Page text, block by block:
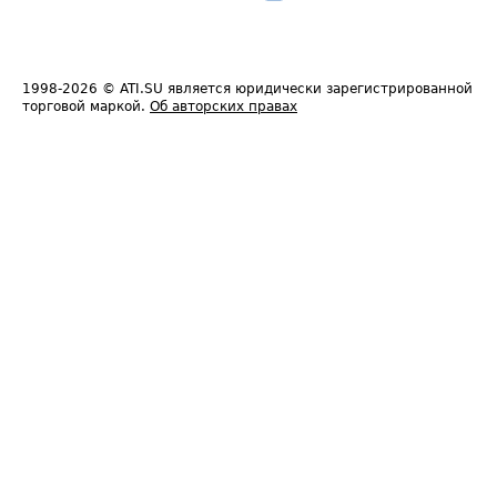
1998-2026 © ATI.SU является юридически зарегистрированной
торговой маркой. Об авторских правах